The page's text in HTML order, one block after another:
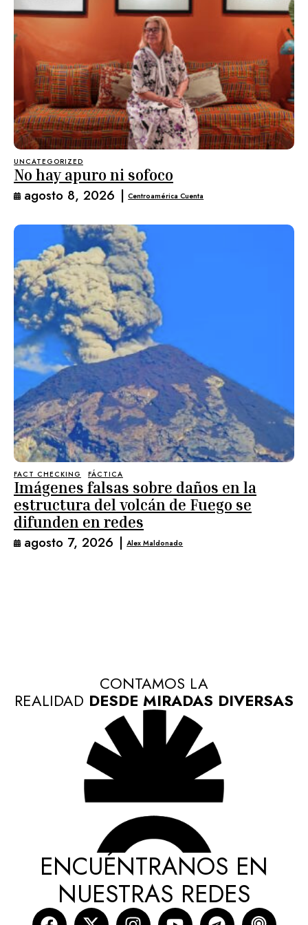
UNCATEGORIZED
No hay apuro ni sofoco
agosto 8, 2026 | Centroamérica Cuenta
FACT CHECKING FÁCTICA
Imágenes falsas sobre daños en la
estructura del volcán de Fuego se
difunden en redes
agosto 7, 2026 | Alex Maldonado
CONTAMOS LA
REALIDAD DESDE MIRADAS DIVERSAS
ENCUÉNTRANOS EN
NUESTRAS REDES